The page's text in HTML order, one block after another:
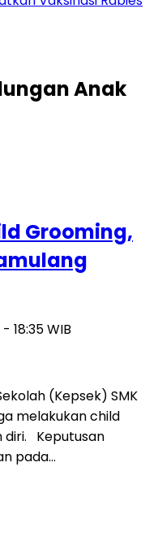
Anak
Grooming,
18:35 WIB
(Kepsek) SMK
melakukan child
diri. Keputusan
pada…